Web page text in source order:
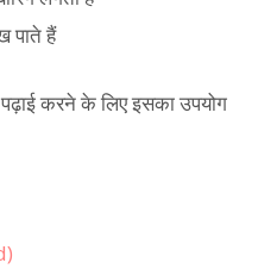
पाते हैं
करने के लिए इसका उपयोग